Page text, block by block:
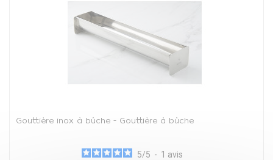
Gouttière inox à bûche - Gouttière à bûche
5/5 - 1 avis